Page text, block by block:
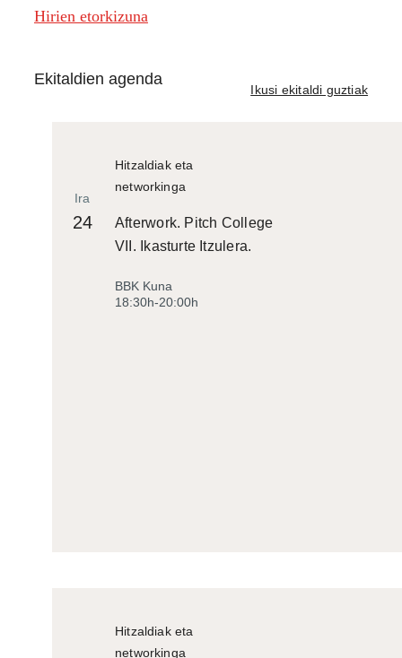
Hirien etorkizuna
Ekitaldien agenda
Ikusi ekitaldi guztiak
Hitzaldiak eta
networkinga
Ira
24
Afterwork. Pitch College
VII. Ikasturte Itzulera.
BBK Kuna
18:30h-20:00h
Hitzaldiak eta
networkinga